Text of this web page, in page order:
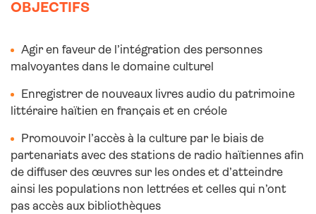
OBJECTIFS
Agir en faveur de l’intégration des personnes
malvoyantes dans le domaine culturel
Enregistrer de nouveaux livres audio du patrimoine
littéraire haïtien en français et en créole
Promouvoir l’accès à la culture par le biais de
partenariats avec des stations de radio haïtiennes afin
de diffuser des œuvres sur les ondes et d’atteindre
ainsi les populations non lettrées et celles qui n’ont
pas accès aux bibliothèques